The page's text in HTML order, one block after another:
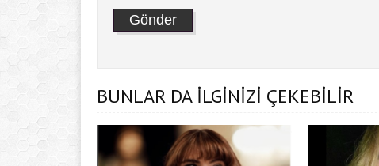
BUNLAR DA İLGİNİZİ ÇEKEBİLİR